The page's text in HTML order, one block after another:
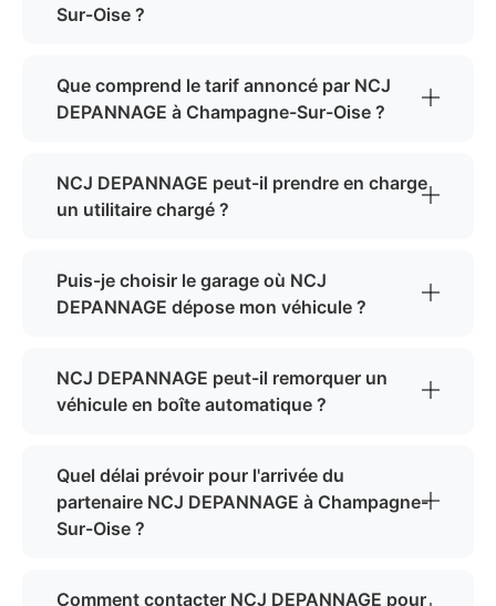
Sur-Oise ?
Que comprend le tarif annoncé par NCJ
DEPANNAGE à Champagne-Sur-Oise ?
NCJ DEPANNAGE peut-il prendre en charge
un utilitaire chargé ?
Puis-je choisir le garage où NCJ
DEPANNAGE dépose mon véhicule ?
NCJ DEPANNAGE peut-il remorquer un
véhicule en boîte automatique ?
Quel délai prévoir pour l'arrivée du
partenaire NCJ DEPANNAGE à Champagne-
Sur-Oise ?
Comment contacter NCJ DEPANNAGE pour